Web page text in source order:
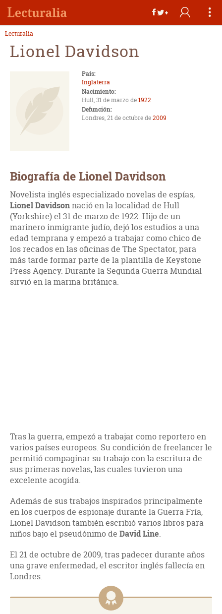
Lecturalia
Lionel Davidson
País:
Inglaterra
Nacimiento:
Hull, 31 de marzo de1922
Defunción:
Londres, 21 de octubre de2009
Biografía de Lionel Davidson
Novelista inglés especializado novelas de espías,
Lionel Davidsonnació en la localidad de Hull
(Yorkshire) el 31 de marzo de 1922. Hijo de un
marinero inmigrante judío, dejó los estudios a una
edad temprana y empezó a trabajar como chico de
los recados en las oficinas de The Spectator, para
más tarde formar parte de la plantilla de Keystone
Press Agency. Durante la Segunda Guerra Mundial
sirvió en la marina británica.
Tras la guerra, empezó a trabajar como reportero en
varios países europeos. Su condición de freelancer le
permitió compaginar su trabajo con la escritura de
sus primeras novelas, las cuales tuvieron una
excelente acogida.
Además de sus trabajos inspirados principalmente
en los cuerpos de espionaje durante la Guerra Fría,
Lionel Davidson también escribió varios libros para
niños bajo el pseudónimo de David Line.
El 21 de octubre de 2009, tras padecer durante años
una grave enfermedad, el escritor inglés fallecía en
Londres.